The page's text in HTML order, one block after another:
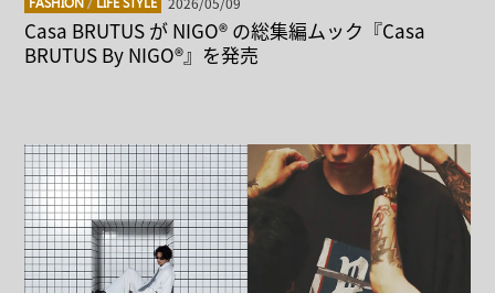
Casa BRUTUS が NIGO® の総集編ムック『Casa
BRUTUS By NIGO®』を発売